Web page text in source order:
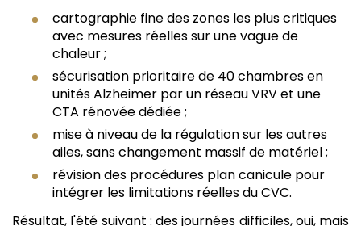
cartographie fine des zones les plus critiques
avec mesures réelles sur une vague de
chaleur ;
sécurisation prioritaire de 40 chambres en
unités Alzheimer par un réseau VRV et une
CTA rénovée dédiée ;
mise à niveau de la régulation sur les autres
ailes, sans changement massif de matériel ;
révision des procédures plan canicule pour
intégrer les limitations réelles du CVC.
Résultat, l'été suivant : des journées difficiles, oui, mais